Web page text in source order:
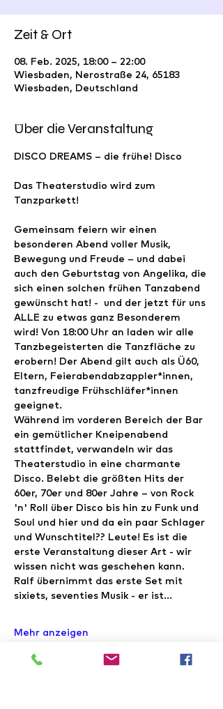
Zeit & Ort
08. Feb. 2025, 18:00 – 22:00
Wiesbaden, Nerostraße 24, 65183
Wiesbaden, Deutschland
Über die Veranstaltung
DISCO DREAMS – die frühe! Disco
Das Theaterstudio wird zum
Tanzparkett!
Gemeinsam feiern wir einen
besonderen Abend voller Musik,
Bewegung und Freude – und dabei
auch den Geburtstag von Angelika, die
sich einen solchen frühen Tanzabend
gewünscht hat! -  und der jetzt für uns
ALLE zu etwas ganz Besonderem
wird! Von 18:00 Uhr an laden wir alle
Tanzbegeisterten die Tanzfläche zu
erobern! Der Abend gilt auch als Ü60,
Eltern, Feierabendabzappler*innen,
tanzfreudige Frühschläfer*innen
geeignet.
Während im vorderen Bereich der Bar
ein gemütlicher Kneipenabend
stattfindet, verwandeln wir das
Theaterstudio in eine charmante
Disco. Belebt die größten Hits der
60er, 70er und 80er Jahre – von Rock
'n' Roll über Disco bis hin zu Funk und
Soul und hier und da ein paar Schlager
und Wunschtitel?? Leute! Es ist die
erste Veranstaltung dieser Art - wir
wissen nicht was geschehen kann.
Ralf übernimmt das erste Set mit
sixiets, seventies Musik - er ist…
Mehr anzeigen